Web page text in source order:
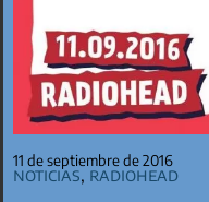
11 de septiembre de 2016
Noticias, Radiohead